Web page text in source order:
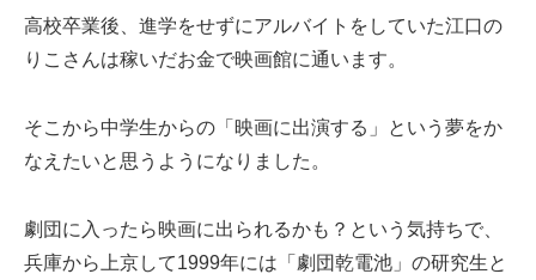
高校卒業後、進学をせずにアルバイトをしていた江口の
りこさんは稼いだお金で映画館に通います。
そこから中学生からの「映画に出演する」という夢をか
なえたいと思うようになりました。
劇団に入ったら映画に出られるかも？という気持ちで、
兵庫から上京して1999年には「劇団乾電池」の研究生と